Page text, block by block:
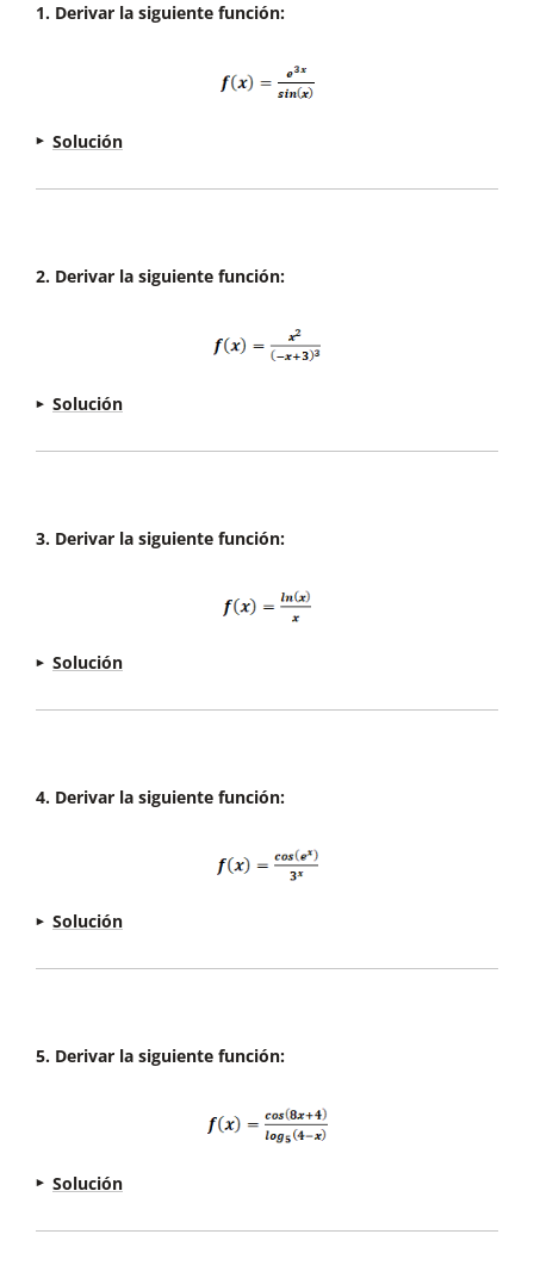
1. Derivar la siguiente función:
Solución
2. Derivar la siguiente función:
Solución
3. Derivar la siguiente función:
Solución
4. Derivar la siguiente función:
Solución
5. Derivar la siguiente función:
Solución